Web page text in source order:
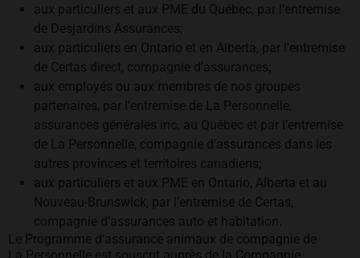
aux particuliers et aux PME du Québec, par l'entremise
de Desjardins Assurances;
aux particuliers en Ontario et en Alberta, par l'entremise
de Certas direct, compagnie d'assurances;
aux employés ou aux membres de nos groupes
partenaires, par l’entremise de La Personnelle,
assurances générales inc. au Québec et par l’entremise
de La Personnelle, compagnie d’assurances dans les
autres provinces et territoires canadiens;
aux particuliers et aux PME en Ontario, Alberta et au
Nouveau-Brunswick, par l’entremise de Certas,
compagnie d’assurances auto et habitation.
Le Programme d’assurance animaux de compagnie de